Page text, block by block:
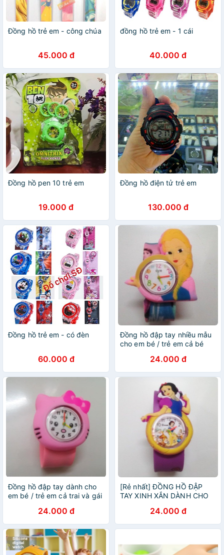
Đồng hồ trẻ em - công chúa
45.000 đ
đồng hồ trẻ em - 1 cái
40.000 đ
Đồng hồ pen 10 trẻ em
19.000 đ
Đồng hồ điện tử trẻ em
130.000 đ
Đồng hồ trẻ em - có đèn
60.000 đ
Đồng hồ đập tay nhiều mẫu
cho em bé / trẻ em cả bé
24.000 đ
Đồng hồ đập tay dành cho
em bé / trẻ em cả trai và gái
24.000 đ
[Rẻ nhất] ĐỒNG HỒ ĐẬP
TAY XINH XẮN DÀNH CHO
24.000 đ